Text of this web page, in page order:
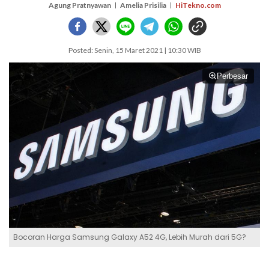
Agung Pratnyawan Amelia Prisilia HiTekno.com
Posted: Senin, 15 Maret 2021 | 10:30 WIB
Perbesar
Bocoran Harga Samsung Galaxy A52 4G, Lebih Murah dari 5G?